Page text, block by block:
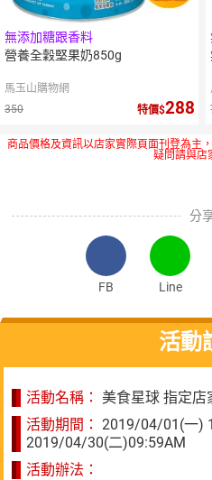
無添加糖跟香料
營養全穀堅果奶850g
馬玉山購物網
350
特價 288
商品價格及資訊以店家實際頁面刊登為主
疑問請與店
分
FB Line
活動
活動名稱： 美食星球 指定
活動期間： 2019/04/01(一)
2019/04/30(二)09:59AM
活動辦法：